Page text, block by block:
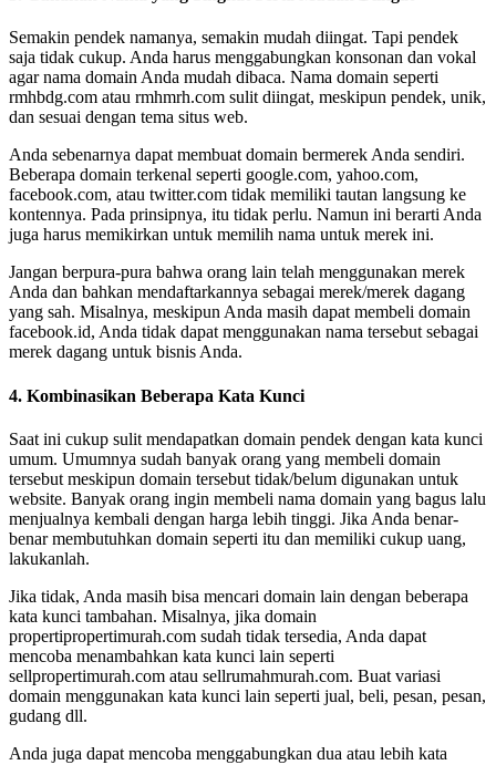
Semakin pendek namanya, semakin mudah diingat. Tapi pendek
saja tidak cukup. Anda harus menggabungkan konsonan dan vokal
agar nama domain Anda mudah dibaca. Nama domain seperti
rmhbdg.com atau rmhmrh.com sulit diingat, meskipun pendek, unik,
dan sesuai dengan tema situs web.
Anda sebenarnya dapat membuat domain bermerek Anda sendiri.
Beberapa domain terkenal seperti google.com, yahoo.com,
facebook.com, atau twitter.com tidak memiliki tautan langsung ke
kontennya. Pada prinsipnya, itu tidak perlu. Namun ini berarti Anda
juga harus memikirkan untuk memilih nama untuk merek ini.
Jangan berpura-pura bahwa orang lain telah menggunakan merek
Anda dan bahkan mendaftarkannya sebagai merek/merek dagang
yang sah. Misalnya, meskipun Anda masih dapat membeli domain
facebook.id, Anda tidak dapat menggunakan nama tersebut sebagai
merek dagang untuk bisnis Anda.
4. Kombinasikan Beberapa Kata Kunci
Saat ini cukup sulit mendapatkan domain pendek dengan kata kunci
umum. Umumnya sudah banyak orang yang membeli domain
tersebut meskipun domain tersebut tidak/belum digunakan untuk
website. Banyak orang ingin membeli nama domain yang bagus lalu
menjualnya kembali dengan harga lebih tinggi. Jika Anda benar-
benar membutuhkan domain seperti itu dan memiliki cukup uang,
lakukanlah.
Jika tidak, Anda masih bisa mencari domain lain dengan beberapa
kata kunci tambahan. Misalnya, jika domain
propertipropertimurah.com sudah tidak tersedia, Anda dapat
mencoba menambahkan kata kunci lain seperti
sellpropertimurah.com atau sellrumahmurah.com. Buat variasi
domain menggunakan kata kunci lain seperti jual, beli, pesan, pesan,
gudang dll.
Anda juga dapat mencoba menggabungkan dua atau lebih kata